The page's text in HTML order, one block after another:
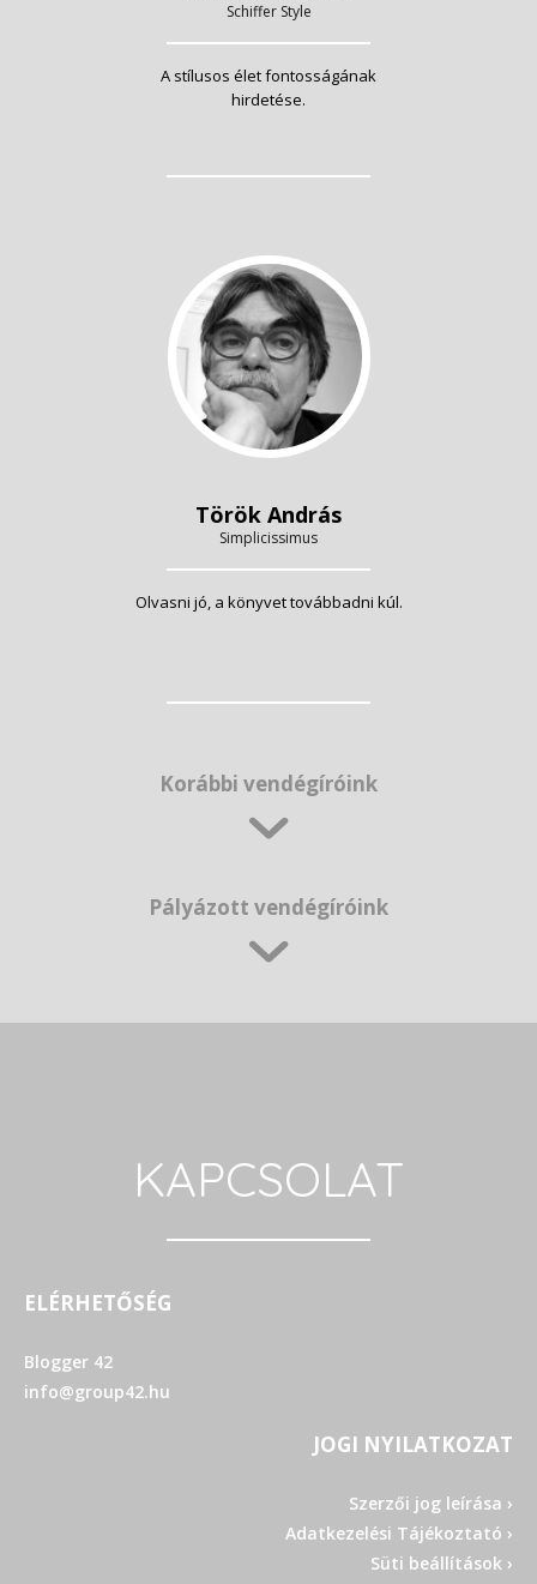
Schiffer Style
A stílusos élet fontosságának
hirdetése.
Török András
Simplicissimus
Olvasni jó, a könyvet továbbadni kúl.
Korábbi vendégíróink
Pályázott vendégíróink
KAPCSOLAT
ELÉRHETŐSÉG
Blogger 42
info@group42.hu
JOGI NYILATKOZAT
Szerzői jog leírása ›
Adatkezelési Tájékoztató ›
Süti beállítások ›